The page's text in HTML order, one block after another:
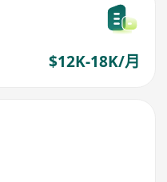
$12K-18K/月